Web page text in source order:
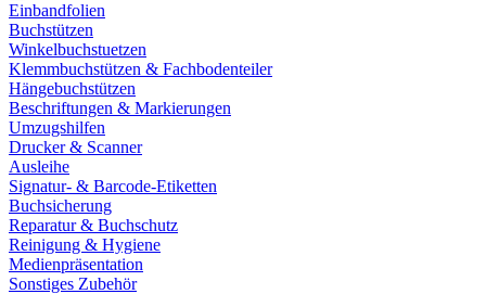
Einbandfolien
Buchstützen
Winkelbuchstuetzen
Klemmbuchstützen & Fachbodenteiler
Hängebuchstützen
Beschriftungen & Markierungen
Umzugshilfen
Drucker & Scanner
Ausleihe
Signatur- & Barcode-Etiketten
Buchsicherung
Reparatur & Buchschutz
Reinigung & Hygiene
Medienpräsentation
Sonstiges Zubehör